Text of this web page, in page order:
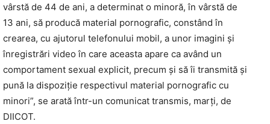
vârstă de 44 de ani, a determinat o minoră, în vârstă de
13 ani, să producă material pornografic, constând în
crearea, cu ajutorul telefonului mobil, a unor imagini şi
înregistrări video în care aceasta apare ca având un
comportament sexual explicit, precum şi să îi transmită şi
pună la dispoziţie respectivul material pornografic cu
minori”, se arată într-un comunicat transmis, marţi, de
DIICOT.